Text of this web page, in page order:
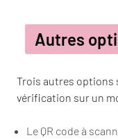
Autres
Trois autres options
vérification sur un
Le QR code à